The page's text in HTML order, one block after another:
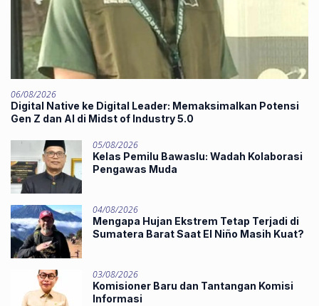
06/08/2026
Digital Native ke Digital Leader: Memaksimalkan Potensi
Gen Z dan AI di Midst of Industry 5.0
05/08/2026
Kelas Pemilu Bawaslu: Wadah Kolaborasi
Pengawas Muda
04/08/2026
Mengapa Hujan Ekstrem Tetap Terjadi di
Sumatera Barat Saat El Niño Masih Kuat?
03/08/2026
Komisioner Baru dan Tantangan Komisi
Informasi